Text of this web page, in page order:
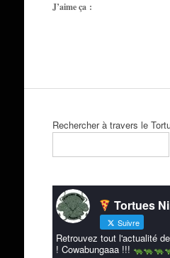
J’aime ça :
Rechercher à travers le
Tortues
Suivre
Retrouvez tout l'actualité
! Cowabungaaa !!!